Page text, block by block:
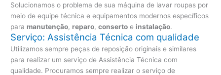
Solucionamos o problema de sua máquina de lavar roupas por
meio de equipe técnica e equipamentos modernos específicos
para manutenção, reparo,conserto e instalação.
Serviço: Assistência Técnica com qualidade
Utilizamos sempre peças de reposição originais e similares
para realizar um serviço de Assistência Técnica com
qualidade. Procuramos sempre realizar o serviço de